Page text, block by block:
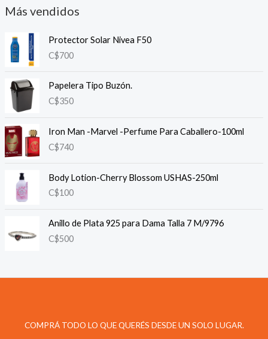
Más vendidos
Protector Solar Nivea F50
C$700
Papelera Tipo Buzón.
C$350
Iron Man -Marvel -Perfume Para Caballero-100ml
C$740
Body Lotion-Cherry Blossom USHAS-250ml
C$100
Anillo de Plata 925 para Dama Talla 7 M/9796
C$500
COMPRÁ TODO LO QUE QUERÉS DESDE UN SOLO LUGAR.